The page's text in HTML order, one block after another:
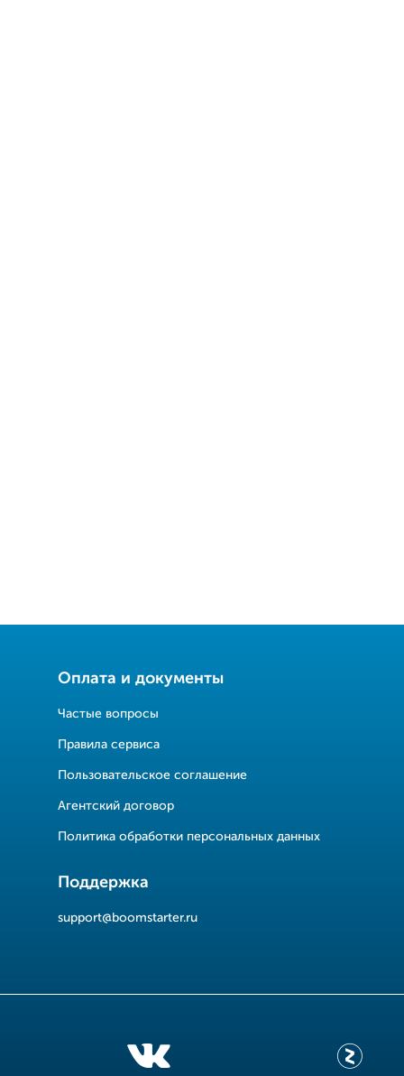
Оплата и документы
Частые вопросы
Правила сервиса
Пользовательское соглашение
Агентский договор
Политика обработки персональных данных
Поддержка
support@boomstarter.ru